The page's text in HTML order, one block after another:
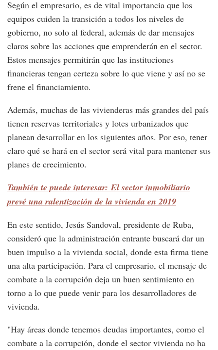
Según el empresario, es de vital importancia que los
equipos cuiden la transición a todos los niveles de
gobierno, no solo al federal, además de dar mensajes
claros sobre las acciones que emprenderán en el sector.
Estos mensajes permitirán que las instituciones
financieras tengan certeza sobre lo que viene y así no se
frene el financiamiento.
Además, muchas de las vivienderas más grandes del país
tienen reservas territoriales y lotes urbanizados que
planean desarrollar en los siguientes años. Por eso, tener
claro qué se hará en el sector será vital para mantener sus
planes de crecimiento.
También te puede interesar: El sector inmobiliario
prevé una ralentización de la vivienda en 2019
En este sentido, Jesús Sandoval, presidente de Ruba,
consideró que la administración entrante buscará dar un
buen impulso a la vivienda social, donde esta firma tiene
una alta participación. Para el empresario, el mensaje de
combate a la corrupción deja un buen sentimiento en
torno a lo que puede venir para los desarrolladores de
vivienda.
"Hay áreas donde tenemos deudas importantes, como el
combate a la corrupción, donde el sector vivienda no ha